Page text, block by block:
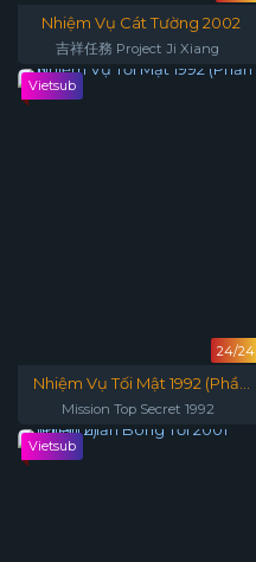
Nhiệm Vụ Cát Tường 2002
吉祥任務 Project Ji Xiang
Vietsub
24/24
Nhiệm Vụ Tối Mật 1992 (Phần
1)
Mission Top Secret 1992
Vietsub